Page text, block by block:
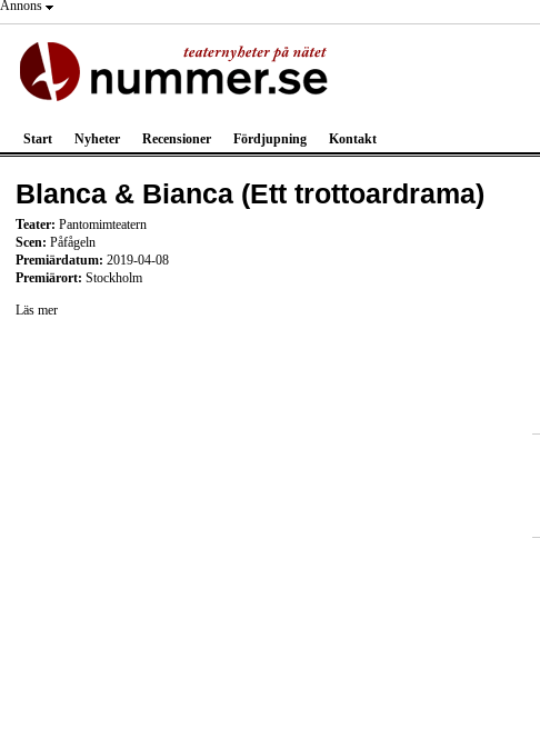
Annons
Start Nyheter Recensioner Fördjupning Kontakt
Blanca & Bianca (Ett trottoardrama)
Teater: Pantomimteatern
Scen: Påfågeln
Premiärdatum: 2019-04-08
Premiärort: Stockholm
Läs mer